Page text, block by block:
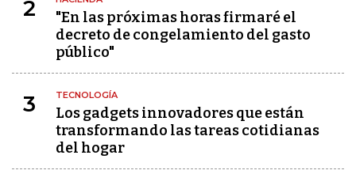
2
"En las próximas horas firmaré el
decreto de congelamiento del gasto
público"
3 TECNOLOGÍA
Los gadgets innovadores que están
transformando las tareas cotidianas
del hogar